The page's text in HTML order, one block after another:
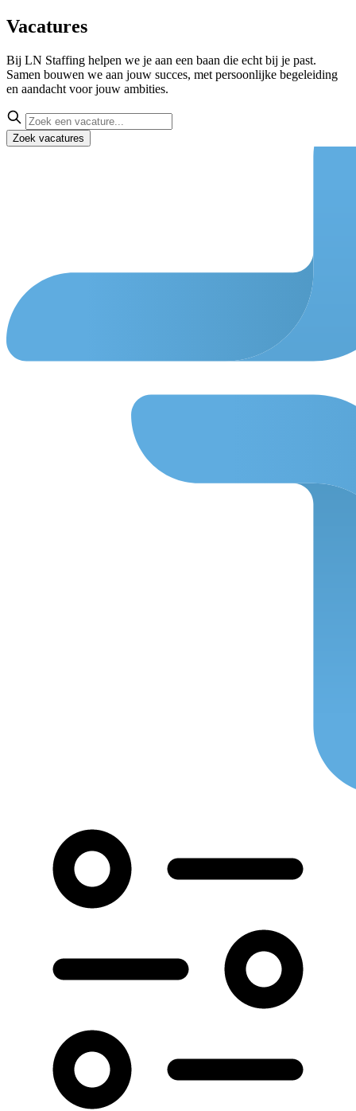
Vacatures
Bij LN Staffing helpen we je aan een baan die echt bij je past.
Samen bouwen we aan jouw succes, met persoonlijke begeleiding
en aandacht voor jouw ambities.
Zoek vacatures